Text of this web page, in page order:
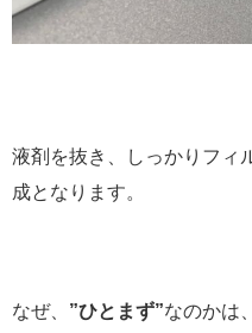
液剤を抜き、しっかりフィ
成となります。
なぜ、 ”ひとまず”なのかは